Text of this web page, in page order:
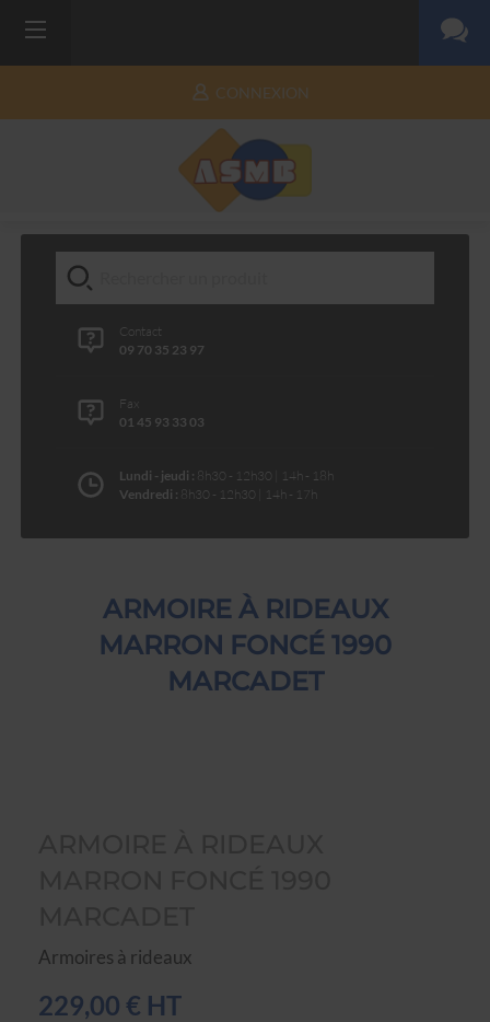
CONNEXION
Contact
09 70 35 23 97
Fax
01 45 93 33 03
Lundi - jeudi : 8h30 - 12h30 | 14h - 18h
Vendredi : 8h30 - 12h30 | 14h - 17h
ARMOIRE À RIDEAUX
MARRON FONCÉ 1990
MARCADET
Armoires à rideaux
229,00 € HT